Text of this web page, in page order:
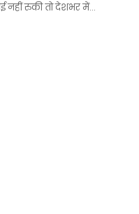
नहीं रुकी तो देशभर में…